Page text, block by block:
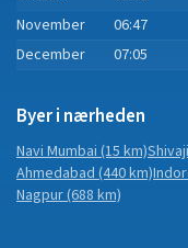
November
06:47
December
07:05
Byer i nærheden
Navi Mumbai(15 km)
Ahmedabad(440 km)
Nagpur(688 km)